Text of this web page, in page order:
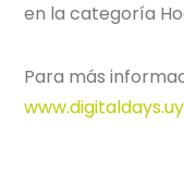
en la categoría
Para más
www.digitaldays.uy